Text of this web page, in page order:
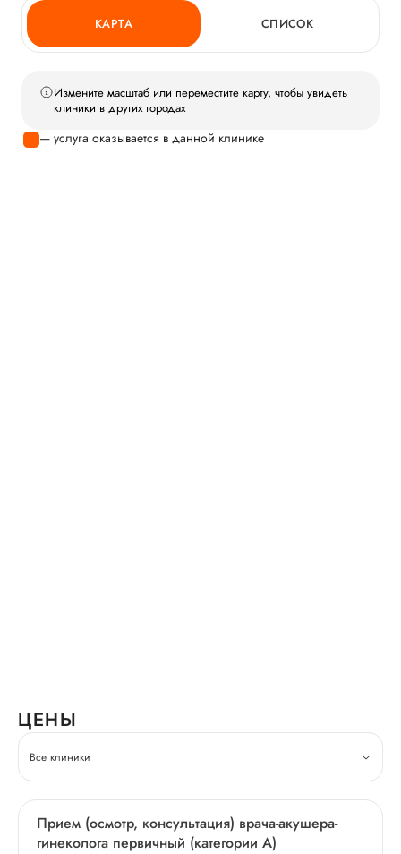
КАРТА СПИСОК
Измените масштаб или переместите карту, чтобы увидеть
клиники в других городах
— услуга оказывается в данной клинике
ЦЕНЫ
Все клиники
Прием (осмотр, консультация) врача-акушера-
гинеколога первичный (категории А)